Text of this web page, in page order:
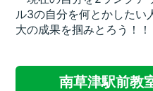
ル3の自分を何とかしたい
大の成果を掴みとろう！！
南草津駅前教